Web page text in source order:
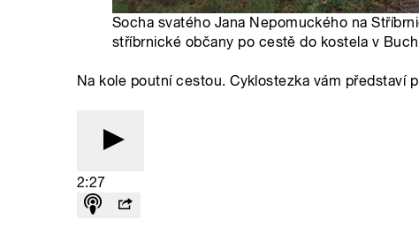
Socha svatého Jana Nepomuckého na
stříbrnické občany po cestě do kostela v
Na kole poutní cestou. Cyklostezka vám představí
2:27